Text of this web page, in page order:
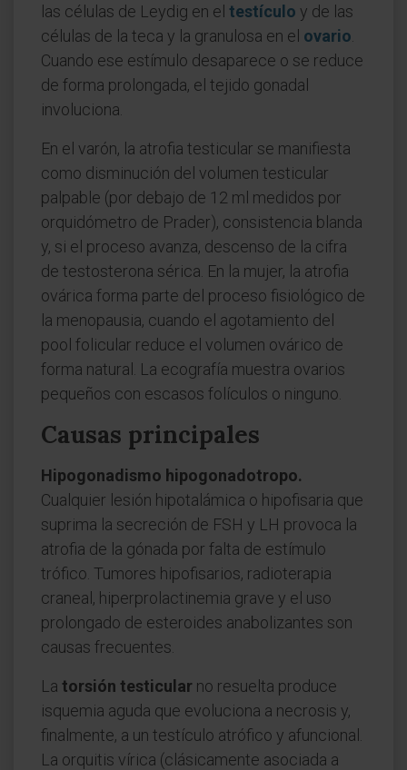
las células de Leydig en el testículo y de las
células de la teca y la granulosa en el ovario
Cuando ese estímulo desaparece o se reduce
de forma prolongada, el tejido gonadal
involuciona.
En el varón, la atrofia testicular se manifiesta
como disminución del volumen testicular
palpable (por debajo de 12 ml medidos por
orquidómetro de Prader), consistencia blanda
y, si el proceso avanza, descenso de la cifra
de testosterona sérica. En la mujer, la atrofia
ovárica forma parte del proceso fisiológico de
la menopausia, cuando el agotamiento del
pool folicular reduce el volumen ovárico de
forma natural. La ecografía muestra ovarios
pequeños con escasos folículos o ninguno.
Causas principales
Hipogonadismo hipogonadotropo.
Cualquier lesión hipotalámica o hipofisaria que
suprima la secreción de FSH y LH provoca la
atrofia de la gónada por falta de estímulo
trófico. Tumores hipofisarios, radioterapia
craneal, hiperprolactinemia grave y el uso
prolongado de esteroides anabolizantes son
causas frecuentes.
La torsión testicular no resuelta produce
isquemia aguda que evoluciona a necrosis y,
finalmente, a un testículo atrófico y afuncional.
La orquitis vírica (clásicamente asociada a